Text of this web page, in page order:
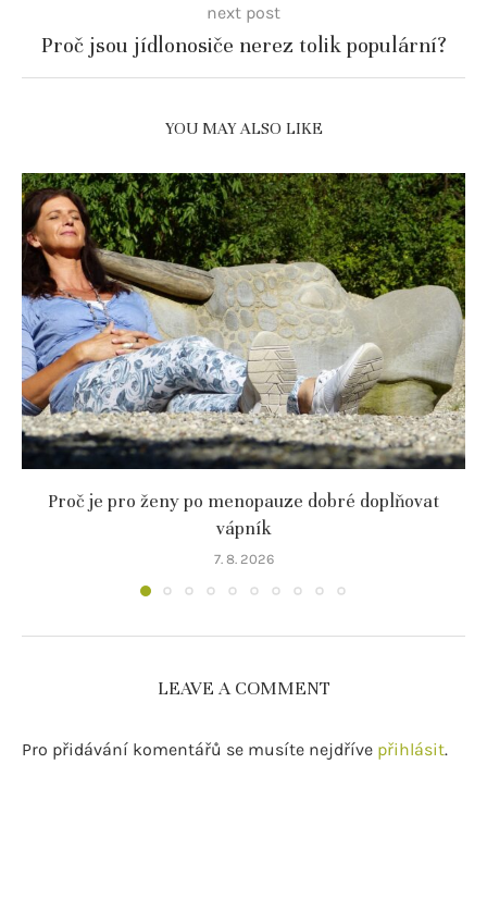
next post
Proč jsou jídlonosiče nerez tolik populární?
YOU MAY ALSO LIKE
Proč je pro ženy po menopauze dobré doplňovat
vápník
7. 8. 2026
LEAVE A COMMENT
Pro přidávání komentářů se musíte nejdříve přihlásit.